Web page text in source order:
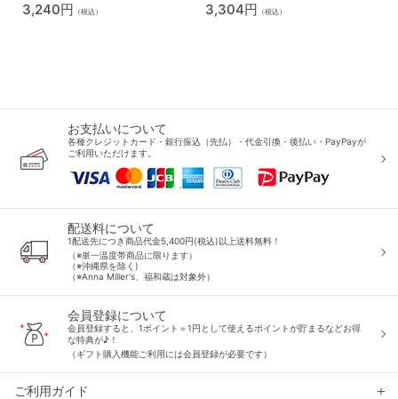
3,240円 （税込） 3,304円 （税込）
お支払いについて
各種クレジットカード・銀行振込（先払）・代金引換・後払い・PayPayが
ご利用いただけます。
配送料について
1配送先につき商品代金5,400円(税込)以上送料無料！
（※単一温度帯商品に限ります）
（※沖縄県を除く)
（※Anna Miller's、福和蔵は対象外）
会員登録について
会員登録すると、1ポイント＝1円として使えるポイントが貯まるなどお得
な特典が♪！
（ギフト購入機能ご利用には会員登録が必要です）
ご利用ガイド